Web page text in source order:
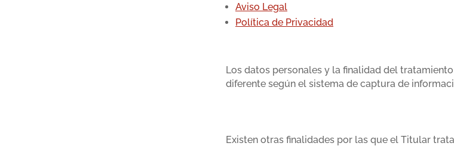
Aviso Legal
Política de Privacidad
Los datos personales y la finalidad del
diferente según el sistema de captura de
Existen otras finalidades por las que el Titular